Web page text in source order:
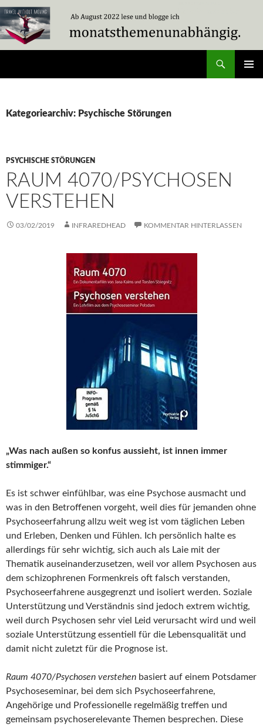
Zum
Inhalt
springen
Kategoriearchiv: Psychische Störungen
PSYCHISCHE STÖRUNGEN
RAUM 4070/PSYCHOSEN
VERSTEHEN
03/02/2019 INFRAREDHEAD KOMMENTAR HINTERLASSEN
„Was nach außen so konfus aussieht, ist innen immer
stimmiger.“
Es ist schwer einfühlbar, was eine Psychose ausmacht und
was in den Betroffenen vorgeht, weil dies für jemanden ohne
Psychoseerfahrung allzu weit weg ist vom täglichen Leben
und Erleben, Denken und Fühlen. Ich persönlich halte es
allerdings für sehr wichtig, sich auch als Laie mit der
Thematik auseinanderzusetzen, weil vor allem Psychosen aus
dem schizophrenen Formenkreis oft falsch verstanden,
Psychoseerfahrene ausgegrenzt und isoliert werden. Soziale
Unterstützung und Verständnis sind jedoch extrem wichtig,
weil durch Psychosen sehr viel Leid verursacht wird und weil
soziale Unterstützung essentiell für die Lebensqualität und
damit nicht zuletzt für die Prognose ist.
Raum 4070/Psychosen verstehen basiert auf einem Potsdamer
Psychoseseminar, bei dem sich Psychoseerfahrene,
Angehörige und Professionelle regelmäßig treffen und
gemeinsam psychoserelevante Themen besprechen. Diese